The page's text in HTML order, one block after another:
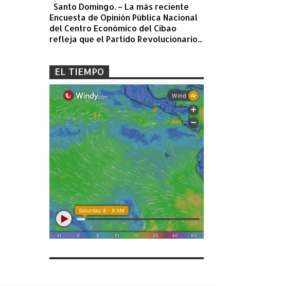
Santo Domingo. – La más reciente
Encuesta de Opinión Pública Nacional
del Centro Económico del Cibao
refleja que el Partido Revolucionario...
EL TIEMPO